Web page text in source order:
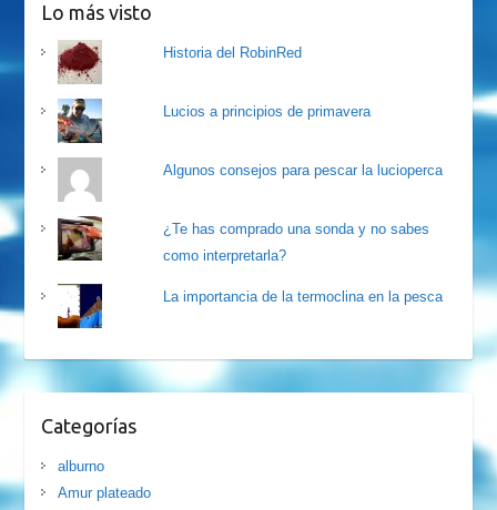
Lo más visto
Historia del RobinRed
Lucios a principios de primavera
Algunos consejos para pescar la lucioperca
¿Te has comprado una sonda y no sabes
como interpretarla?
La importancia de la termoclina en la pesca
Categorías
alburno
Amur plateado